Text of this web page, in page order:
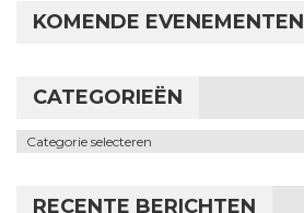
KOMENDE EVENEMENTEN
CATEGORIEËN
Categorieën
RECENTE BERICHTEN